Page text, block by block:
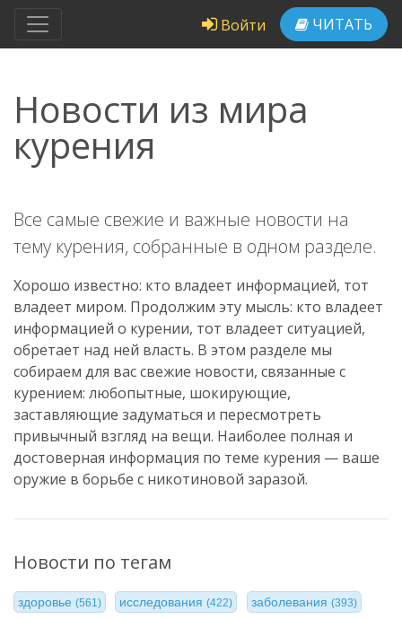
Войти ЧИТАТЬ
Новости из мира
курения
Все самые свежие и важные новости на
тему курения, собранные в одном разделе.
Хорошо известно: кто владеет информацией, тот
владеет миром. Продолжим эту мысль: кто владеет
информацией о курении, тот владеет ситуацией,
обретает над ней власть. В этом разделе мы
собираем для вас свежие новости, связанные с
курением: любопытные, шокирующие,
заставляющие задуматься и пересмотреть
привычный взгляд на вещи. Наиболее полная и
достоверная информация по теме курения — ваше
оружие в борьбе с никотиновой заразой.
Новости по тегам
здоровье (561) исследования(422) заболевания (393)